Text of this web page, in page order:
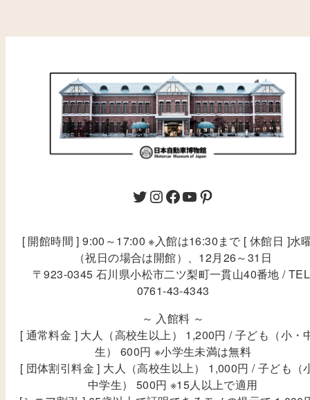
[ 開館時間 ] 9:00～17:00 ※入館は16:30まで [ 休館日 ]水
（祝日の場合は開館）、12月26～31日
〒923-0345 石川県小松市二ツ梨町一貫山40番地 /
0761-43-4343
～ 入館料 ～
[ 通常料金 ] 大人（高校生以上） 1,200円 / 子ども（小・
生） 600円 ※小学生未満は無料
[ 団体割引料金 ] 大人（高校生以上） 1,000円 / 子ども（
中学生） 500円 ※15人以上で適用